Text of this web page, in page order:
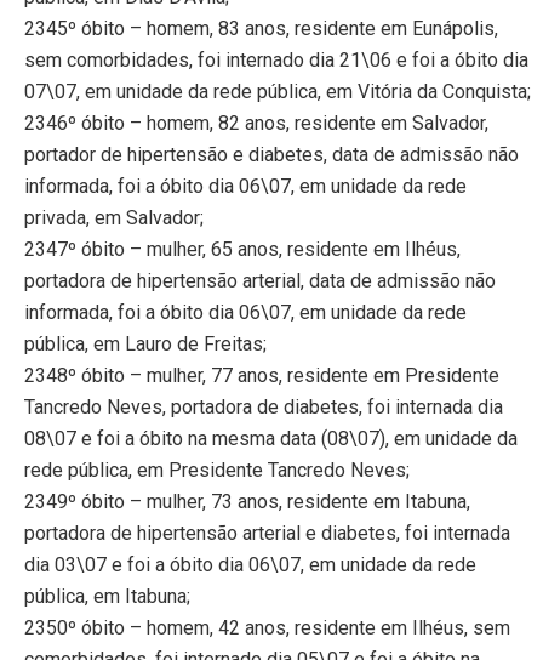
2345º óbito – homem, 83 anos, residente em Eunápolis,
sem comorbidades, foi internado dia 21\06 e foi a óbito dia
07\07, em unidade da rede pública, em Vitória da Conquista;
2346º óbito – homem, 82 anos, residente em Salvador,
portador de hipertensão e diabetes, data de admissão não
informada, foi a óbito dia 06\07, em unidade da rede
privada, em Salvador;
2347º óbito – mulher, 65 anos, residente em Ilhéus,
portadora de hipertensão arterial, data de admissão não
informada, foi a óbito dia 06\07, em unidade da rede
pública, em Lauro de Freitas;
2348º óbito – mulher, 77 anos, residente em Presidente
Tancredo Neves, portadora de diabetes, foi internada dia
08\07 e foi a óbito na mesma data (08\07), em unidade da
rede pública, em Presidente Tancredo Neves;
2349º óbito – mulher, 73 anos, residente em Itabuna,
portadora de hipertensão arterial e diabetes, foi internada
dia 03\07 e foi a óbito dia 06\07, em unidade da rede
pública, em Itabuna;
2350º óbito – homem, 42 anos, residente em Ilhéus, sem